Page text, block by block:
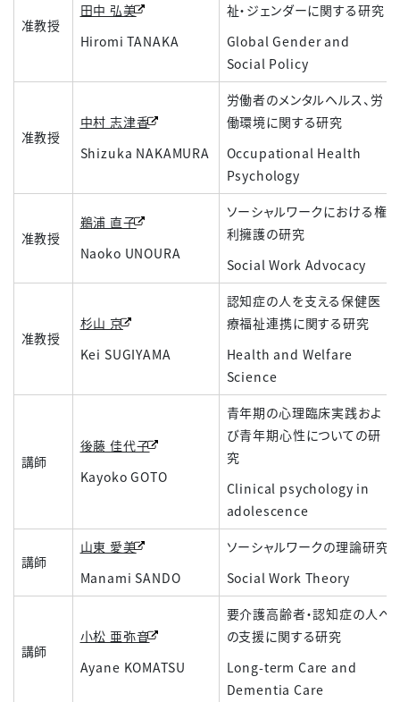
准教授
田中 弘美
Hiromi TANAKA
祉・ジェンダーに関する研究
Global Gender and
Social Policy
准教授
中村 志津香
Shizuka NAKAMURA
労働者のメンタルヘルス、労
働環境に関する研究
Occupational Health
Psychology
准教授
鵜浦 直子
Naoko UNOURA
ソーシャルワークにおける権
利擁護の研究
Social Work Advocacy
准教授
杉山 京
Kei SUGIYAMA
認知症の人を支える保健医
療福祉連携に関する研究
Health and Welfare
Science
講師
後藤 佳代子
Kayoko GOTO
青年期の心理臨床実践およ
び青年期心性についての研
究
Clinical psychology in
adolescence
講師
山東 愛美
Manami SANDO
ソーシャルワークの理論研究
Social Work Theory
講師
小松 亜弥音
Ayane KOMATSU
要介護高齢者・認知症の人へ
の支援に関する研究
Long-term Care and
Dementia Care